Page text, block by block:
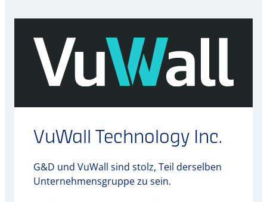
VuWall Technology Inc.
G&D und VuWall sind stolz, Teil derselben
Unternehmensgruppe zu sein.